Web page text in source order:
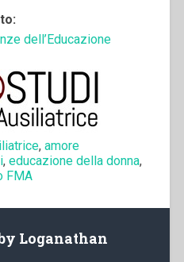
dell’Educazione
, amore
, educazione della donna,
FMA
Loganathan